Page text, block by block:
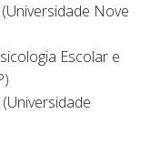
Nove
Escolar e